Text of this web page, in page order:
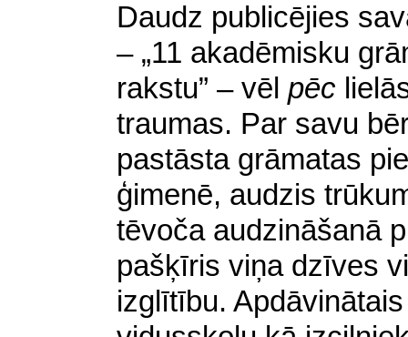
Daudz publicējies
– „11 akadēmisku
rakstu” – vēl pēc
traumas. Par savu
pastāsta grāmatas
ģimenē, audzis
tēvoča audzināšanā
pašķīris viņa dzīves
izglītību.